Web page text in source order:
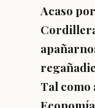
Acaso
Tal como